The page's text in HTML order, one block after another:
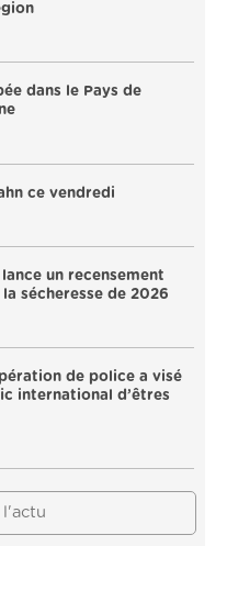
dans le Pays de
ce vendredi
un recensement
sécheresse de 2026
de police a visé
international d’êtres